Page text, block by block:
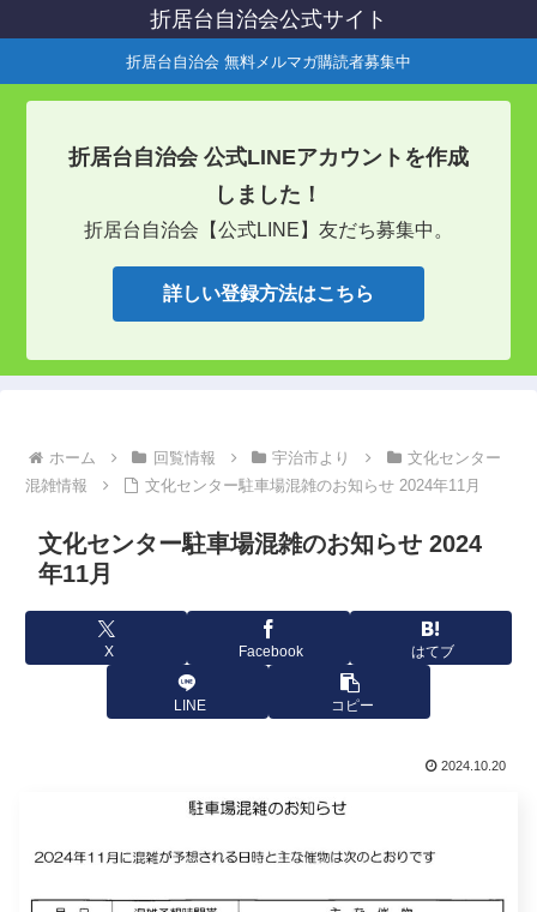
折居台自治会公式サイト
折居台自治会 無料メルマガ購読者募集中
折居台自治会 公式LINEアカウントを作成
しました！
折居台自治会【公式LINE】友だち募集中。
詳しい登録方法はこちら
ホーム 回覧情報 宇治市より
文化センター
混雑情報
文化センター駐車場混雑のお知らせ 2024年11月
文化センター駐車場混雑のお知らせ 2024
年11月
X Facebook はてブ
LINE コピー
2024.10.20